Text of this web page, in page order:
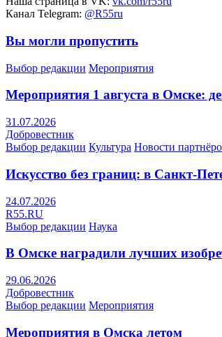
Канал Telegram: @R55ru
Вы могли пропустить
Выбор редакции Мероприятия
Мероприятия 1 августа в Омске:
31.07.2026
Добровестник
Выбор редакции Культура Новости
Искусство без границ: в Санкт-
24.07.2026
R55.RU
Выбор редакции Наука
В Омске наградили лучших
29.06.2026
Добровестник
Выбор редакции Мероприятия
Мероприятия в Омска летом